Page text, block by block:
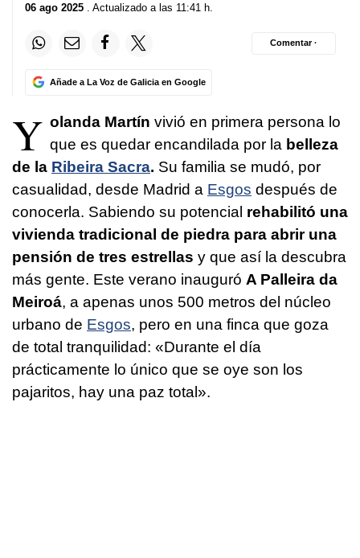
06 ago 2025 . Actualizado a las 11:41 h.
Añade a La Voz de Galicia en Google
Comentar ·
Y olanda Martín vivió en primera persona lo
que es quedar encandilada por la belleza
de la Ribeira Sacra. Su familia se mudó, por
casualidad, desde Madrid a Esgos después de
conocerla. Sabiendo su potencial rehabilitó una
vivienda tradicional de piedra para abrir una
pensión de tres estrellas y que así la descubra
más gente. Este verano inauguró A Palleira da
Meiroá, a apenas unos 500 metros del núcleo
urbano de Esgos, pero en una finca que goza
de total tranquilidad: «Durante el día
prácticamente lo único que se oye son los
pajaritos, hay una paz total».